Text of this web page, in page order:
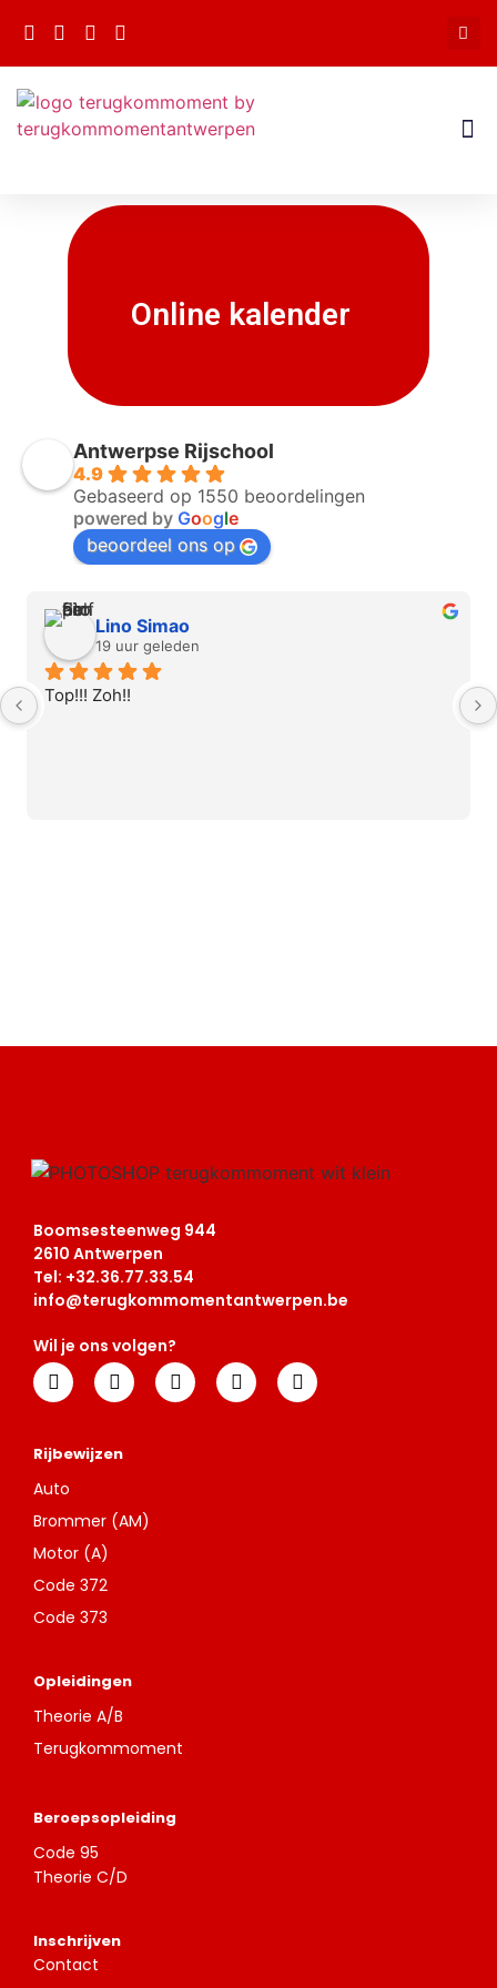
Online kalender
Antwerpse Rijschool
4.9
Gebaseerd op 1550 beoordelingen
powered by Google
beoordeel ons op
Lino Simao
19 uur geleden
Top!!! Zoh!!
Boomsesteenweg 944
2610 Antwerpen
Tel: +32.36.77.33.54
info@terugkommomentantwerpen.be
Wil je ons volgen?
Rijbewijzen
Auto
Brommer (AM)
Motor (A)
Code 372
Code 373
Opleidingen
Theorie A/B
Terugkommoment
Beroepsopleiding
Code 95
Theorie C/D
Inschrijven
Contact